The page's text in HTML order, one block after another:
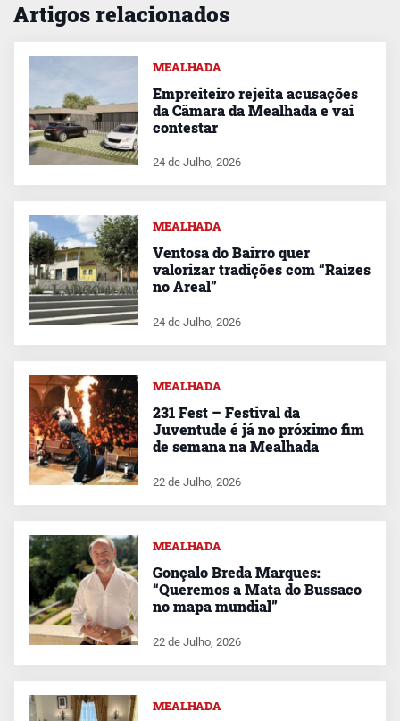
Artigos relacionados
MEALHADA
Empreiteiro rejeita acusações
da Câmara da Mealhada e vai
contestar
24 de Julho, 2026
MEALHADA
Ventosa do Bairro quer
valorizar tradições com “Raízes
no Areal”
24 de Julho, 2026
MEALHADA
231 Fest – Festival da
Juventude é já no próximo fim
de semana na Mealhada
22 de Julho, 2026
MEALHADA
Gonçalo Breda Marques:
“Queremos a Mata do Bussaco
no mapa mundial”
22 de Julho, 2026
MEALHADA